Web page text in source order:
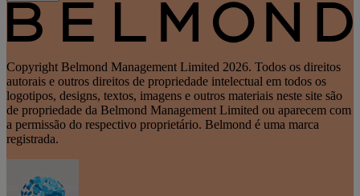
Copyright Belmond Management Limited 2026. Todos os direitos
autorais e outros direitos de propriedade intelectual em todos os
logotipos, designs, textos, imagens e outros materiais neste site são
de propriedade da Belmond Management Limited ou aparecem com
a permissão do respectivo proprietário. Belmond é uma marca
registrada.